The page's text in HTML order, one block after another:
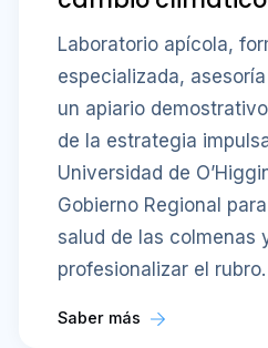
Laboratorio apícola,
especializada,
un apiario
de la estrategia
Universidad de
Gobierno Regional
salud de las colmenas
profesionalizar el rubro.
Saber más